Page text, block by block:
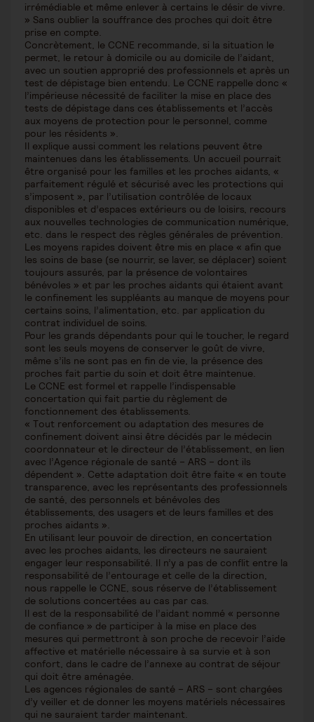
irrémédiable et même enlever à certains le désir de vivre.
» Sans oublier la souffrance des proches qui doit être
prise en compte.
Concrètement, le CCNE recommande, si la situation le
permet, le retour à domicile ou au domicile de l’aidant,
avec un soutien approprié des professionnels et après un
test de dépistage bien entendu. Le CCNE rappelle donc «
l’impérieuse nécessité de faciliter la mise en place des
tests de dépistage dans ces établissements et l’accès
aux moyens de protection pour le personnel, comme
pour les résidents ».
Il explique aussi comment les relations peuvent être
maintenues dans les établissements. Un accueil pourrait
être organisé pour les familles et les proches aidants, «
parfaitement régulé et sécurisé avec les protections qui
s’imposent », par l’utilisation contrôlée de locaux
disponibles et d’espaces extérieurs ou de loisirs, recours
aux nouvelles technologies de communication numérique,
etc. dans le respect des règles générales de prévention.
Les moyens rapides doivent être mis en place « afin que
les soins de base (se nourrir, se laver, se déplacer) soient
toujours assurés, par la présence de volontaires
bénévoles » et par les proches aidants qui étaient avant
le confinement les suppléants au manque de moyens pour
certains soins, l’alimentation, etc. par application du
contrat individuel de soins.
Pour les grands dépendants pour qui le toucher, le regard
sont les seuls moyens de conserver le goût de vivre,
même s’ils ne sont pas en fin de vie, la présence des
proches fait partie du soin et doit être maintenue.
Le CCNE est formel et rappelle l’indispensable
concertation qui fait partie du règlement de
fonctionnement des établissements.
« Tout renforcement ou adaptation des mesures de
confinement doivent ainsi être décidés par le médecin
coordonnateur et le directeur de l’établissement, en lien
avec l’Agence régionale de santé – ARS – dont ils
dépendent ». Cette adaptation doit être faite « en toute
transparence, avec les représentants des professionnels
de santé, des personnels et bénévoles des
établissements, des usagers et de leurs familles et des
proches aidants ».
En utilisant leur pouvoir de direction, en concertation
avec les proches aidants, les directeurs ne sauraient
engager leur responsabilité. Il n’y a pas de conflit entre la
responsabilité de l’entourage et celle de la direction,
nous rappelle le CCNE, sous réserve de l’établissement
de solutions concertées au cas par cas.
Il est de la responsabilité de l’aidant nommé « personne
de confiance » de participer à la mise en place des
mesures qui permettront à son proche de recevoir l’aide
affective et matérielle nécessaire à sa survie et à son
confort, dans le cadre de l’annexe au contrat de séjour
qui doit être aménagée.
Les agences régionales de santé – ARS – sont chargées
d’y veiller et de donner les moyens matériels nécessaires
qui ne sauraient tarder maintenant.